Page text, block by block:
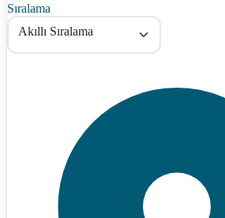
Sıralama
Akıllı Sıralama